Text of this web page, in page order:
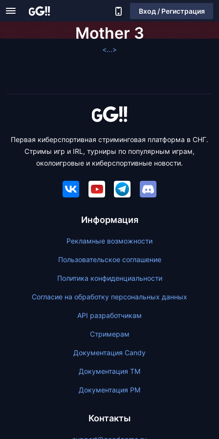
Вход / Регистрация
Mother 3
<...>
Первая киберспортивная стриминговая платформа в СНГ.
Стримы игр и IRL, турниры по популярным играм,
околоигровые и киберспортивные новости.
Информация
Рекламные возможности
Пользовательское соглашение
Политика конфиденциальности
Согласие на обработку персональных данных
API разработчикам
Стримерам
Документация Candy
Документация ТМ
Документация PM
Контакты